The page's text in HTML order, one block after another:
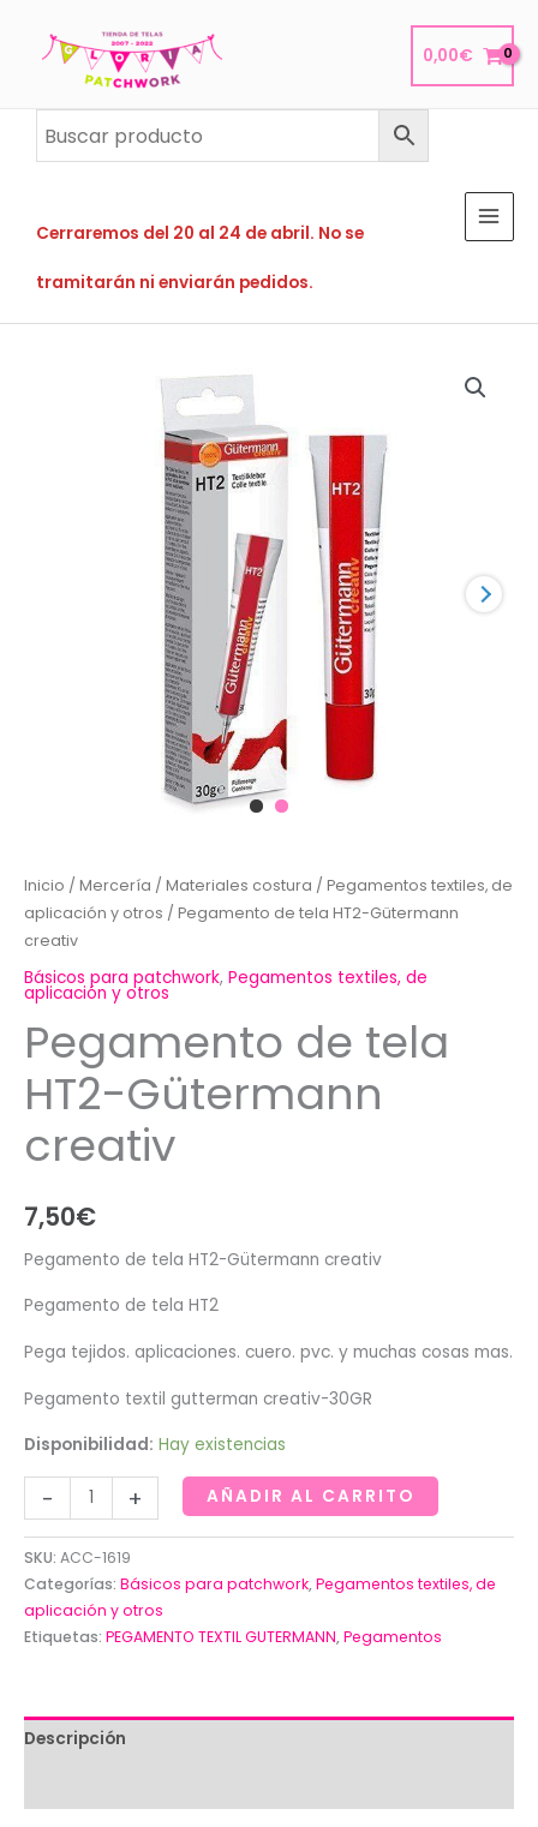
0,00€
Cerraremos del 20 al 24 de abril. No se
tramitarán ni enviarán pedidos.
Inicio / Mercería / Materiales costura / Pegamentos textiles, de
aplicación y otros / Pegamento de tela HT2-Gütermann
creativ
Básicos para patchwork, Pegamentos textiles, de
aplicación y otros
Pegamento de tela
HT2-Gütermann
creativ
7,50€
Pegamento de tela HT2-Gütermann creativ
Pegamento de tela HT2
Pega tejidos. aplicaciones. cuero. pvc. y muchas cosas mas.
Pegamento textil gutterman creativ-30GR
Disponibilidad: Hay existencias
-
Pegamento
de
tela
HT2-
Gütermann
creativ
+ AÑADIR AL CARRITO
SKU: ACC-1619
Categorías: Básicos para patchwork,Pegamentos textiles, de
aplicación y otros
Etiquetas: PEGAMENTO TEXTIL GUTERMANN,Pegamentos
Descripción